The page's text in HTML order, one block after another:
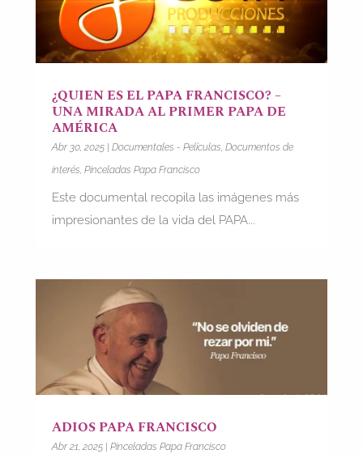
¿QUIEN ES EL PAPA FRANCISCO? –
UNA MIRADA AL PRIMER PAPA DE
AMÉRICA
Abr 30, 2025| Documentales - Películas, Documentos de
interés, Pinceladas Papa Francisco
Este documental recopila las imágenes más
impresionantes de la vida del PAPA...
ADIOS PAPA FRANCISCO
Abr 21, 2025| Pinceladas Papa Francisco